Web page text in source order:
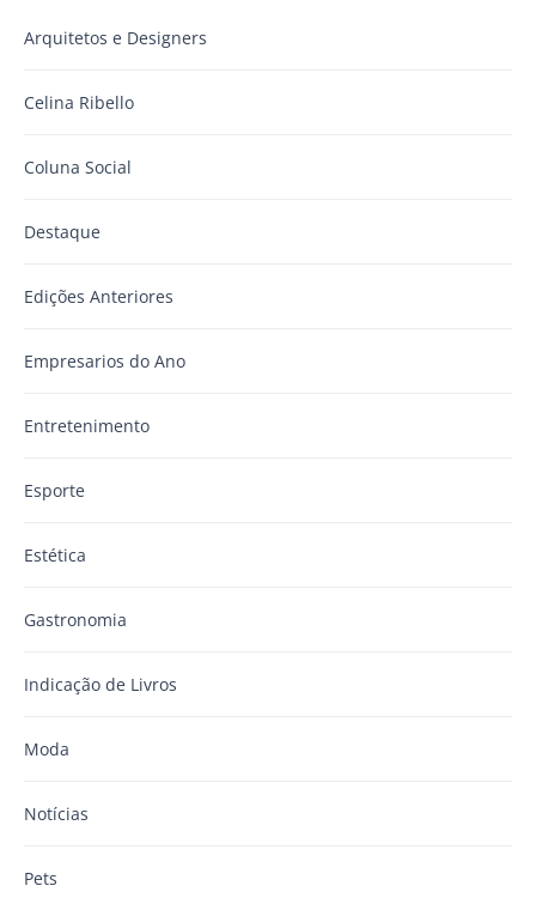
Arquitetos e Designers
Celina Ribello
Coluna Social
Destaque
Edições Anteriores
Empresarios do Ano
Entretenimento
Esporte
Estética
Gastronomia
Indicação de Livros
Moda
Notícias
Pets